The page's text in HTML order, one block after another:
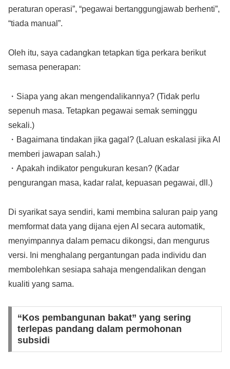
peraturan operasi”, “pegawai bertanggungjawab berhenti”,
“tiada manual”.
Oleh itu, saya cadangkan tetapkan tiga perkara berikut
semasa penerapan:
・Siapa yang akan mengendalikannya? (Tidak perlu
sepenuh masa. Tetapkan pegawai semak seminggu
sekali.)
・Bagaimana tindakan jika gagal? (Laluan eskalasi jika AI
memberi jawapan salah.)
・Apakah indikator pengukuran kesan? (Kadar
pengurangan masa, kadar ralat, kepuasan pegawai, dll.)
Di syarikat saya sendiri, kami membina saluran paip yang
memformat data yang dijana ejen AI secara automatik,
menyimpannya dalam pemacu dikongsi, dan mengurus
versi. Ini menghalang pergantungan pada individu dan
membolehkan sesiapa sahaja mengendalikan dengan
kualiti yang sama.
“Kos pembangunan bakat” yang sering
terlepas pandang dalam permohonan
subsidi